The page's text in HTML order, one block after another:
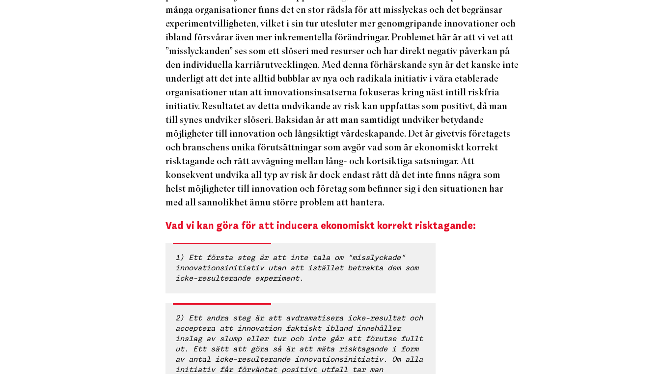
många organisationer finns det en stor rädsla för att misslyckas och det begränsar
experimentvilligheten, vilket i sin tur utesluter mer genomgripande innovationer och
ibland försvårar även mer inkrementella förändringar. Problemet här är att vi vet att
”misslyckanden” ses som ett slöseri med resurser och har direkt negativ påverkan på
den individuella karriärutvecklingen. Med denna förhärskande syn är det kanske inte
underligt att det inte alltid bubblar av nya och radikala initiativ i våra etablerade
organisationer utan att innovationsinsatserna fokuseras kring näst intill riskfria
initiativ. Resultatet av detta undvikande av risk kan uppfattas som positivt, då man
till synes undviker slöseri. Baksidan är att man samtidigt undviker betydande
möjligheter till innovation och långsiktigt värdeskapande. Det är givetvis företagets
och branschens unika förutsättningar som avgör vad som är ekonomiskt korrekt
risktagande och rätt avvägning mellan lång- och kortsiktiga satsningar. Att
konsekvent undvika all typ av risk är dock endast rätt då det inte finns några som
helst möjligheter till innovation och företag som befinner sig i den situationen har
med all sannolikhet ännu större problem att hantera.
Vad vi kan göra för att inducera ekonomiskt korrekt risktagande:
1) Ett första steg är att inte tala om ”misslyckade”
innovationsinitiativ utan att istället betrakta dem som
icke-resulterande experiment.
2) Ett andra steg är att avdramatisera icke-resultat och
acceptera att innovation faktiskt ibland innehåller
inslag av slump eller tur och inte går att förutse fullt
ut. Ett sätt att göra så är att mäta risktagande i form
av antal icke-resulterande innovationsinitiativ. Om alla
initiativ får förväntat positivt utfall tar man